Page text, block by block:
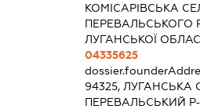
КОМІСАРІВСЬКА
ПЕРЕВАЛЬСЬКОГО
ЛУГАНСЬКОЇ
04335625
94325, ЛУГАНСЬКА
ПЕРЕВАЛЬСЬКИЙ